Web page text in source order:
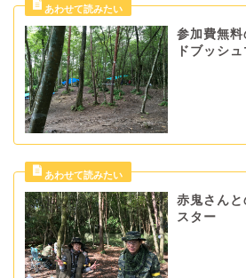
参加費無
ドブッシ
赤鬼さん
スター